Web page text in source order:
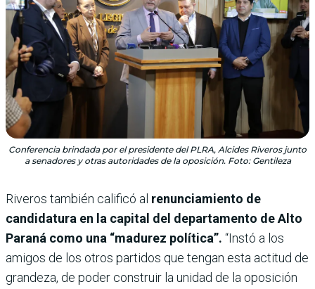
Conferencia brindada por el presidente del PLRA, Alcides Riveros junto
a senadores y otras autoridades de la oposición. Foto: Gentileza
Riveros también calificó al renunciamiento de
candidatura en la capital del departamento de Alto
Paraná como una “madurez política”. “Instó a los
amigos de los otros partidos que tengan esta actitud de
grandeza, de poder construir la unidad de la oposición